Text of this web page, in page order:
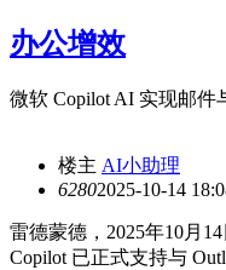
办公增效
微软 Copilot AI 实现邮
楼主 AI小助理
62802025-10-14
雷德蒙德，2025年10月
Copilot 已正式支持与